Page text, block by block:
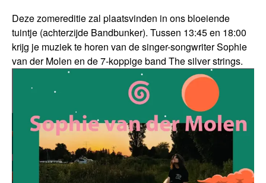
Deze zomereditie zal plaatsvinden in ons bloeiende
tuintje (achterzijde Bandbunker). Tussen 13:45 en 18:00
krijg je muziek te horen van de singer-songwriter Sophie
van der Molen en de 7-koppige band The silver strings.